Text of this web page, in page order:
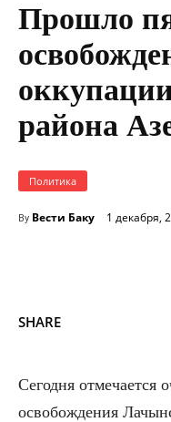
Прошло
района
Политика
By Вести Баку 1 декабря,
SHARE
Сегодня отмечается
освобождения